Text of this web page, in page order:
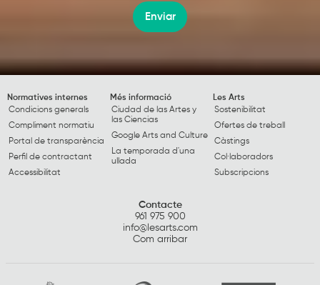
Enviar
Normatives internes
Condicions generals
Compliment normatiu
Portal de transparència
Perfil de contractant
Accessibilitat
Més informació
Ciudad de las Artes y
las Ciencias
Google Arts and Culture
La temporada d'una
ullada
Les Arts
Sostenibilitat
Ofertes de treball
Càstings
Col·laboradors
Subscripcions
Contacte
961 975 900
info@lesarts.com
Com arribar